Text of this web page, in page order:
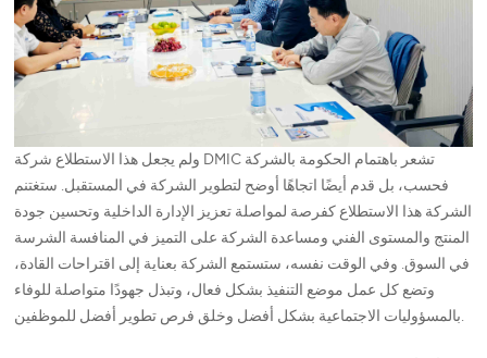
ولم يجعل هذا الاستطلاع شركة DMIC تشعر باهتمام الحكومة بالشركة
فحسب، بل قدم أيضًا اتجاهًا أوضح لتطوير الشركة في المستقبل. ستغتنم
الشركة هذا الاستطلاع كفرصة لمواصلة تعزيز الإدارة الداخلية وتحسين جودة
المنتج والمستوى الفني ومساعدة الشركة على التميز في المنافسة الشرسة
في السوق. وفي الوقت نفسه، ستستمع الشركة بعناية إلى اقتراحات القادة،
وتضع كل عمل موضع التنفيذ بشكل فعال، وتبذل جهودًا متواصلة للوفاء
بالمسؤوليات الاجتماعية بشكل أفضل وخلق فرص تطوير أفضل للموظفين.